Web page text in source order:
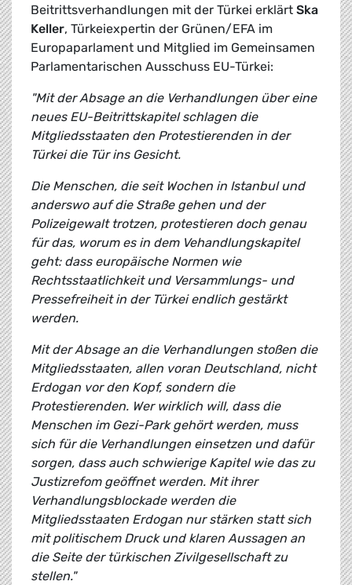
Beitrittsverhandlungen mit der Türkei erklärt Ska
Keller, Türkeiexpertin der Grünen/EFA im
Europaparlament und Mitglied im Gemeinsamen
Parlamentarischen Ausschuss EU-Türkei:
"Mit der Absage an die Verhandlungen über eine
neues EU-Beitrittskapitel schlagen die
Mitgliedsstaaten den Protestierenden in der
Türkei die Tür ins Gesicht.
Die Menschen, die seit Wochen in Istanbul und
anderswo auf die Straße gehen und der
Polizeigewalt trotzen, protestieren doch genau
für das, worum es in dem Vehandlungskapitel
geht: dass europäische Normen wie
Rechtsstaatlichkeit und Versammlungs- und
Pressefreiheit in der Türkei endlich gestärkt
werden.
Mit der Absage an die Verhandlungen stoßen die
Mitgliedsstaaten, allen voran Deutschland, nicht
Erdogan vor den Kopf, sondern die
Protestierenden. Wer wirklich will, dass die
Menschen im Gezi-Park gehört werden, muss
sich für die Verhandlungen einsetzen und dafür
sorgen, dass auch schwierige Kapitel wie das zu
Justizrefom geöffnet werden. Mit ihrer
Verhandlungsblockade werden die
Mitgliedsstaaten Erdogan nur stärken statt sich
mit politischem Druck und klaren Aussagen an
die Seite der türkischen Zivilgesellschaft zu
stellen."